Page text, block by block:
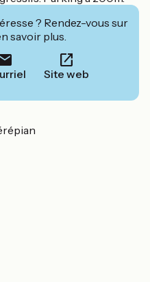
? Rendez-vous sur
savoir plus.
Site web